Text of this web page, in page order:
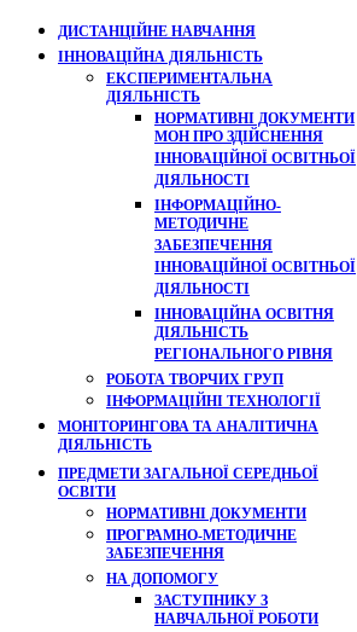
ДИСТАНЦІЙНЕ НАВЧАННЯ
ІННОВАЦІЙНА ДІЯЛЬНІСТЬ
ЕКСПЕРИМЕНТАЛЬНА
ДІЯЛЬНІСТЬ
НОРМАТИВНІ ДОКУМЕНТИ
МОН ПРО ЗДІЙСНЕННЯ
ІННОВАЦІЙНОЇ ОСВІТНЬОЇ
ДІЯЛЬНОСТІ
ІНФОРМАЦІЙНО-
МЕТОДИЧНЕ
ЗАБЕЗПЕЧЕННЯ
ІННОВАЦІЙНОЇ ОСВІТНЬОЇ
ДІЯЛЬНОСТІ
ІННОВАЦІЙНА ОСВІТНЯ
ДІЯЛЬНІСТЬ
РЕГІОНАЛЬНОГО РІВНЯ
РОБОТА ТВОРЧИХ ГРУП
ІНФОРМАЦІЙНІ ТЕХНОЛОГІЇ
МОНІТОРИНГОВА ТА АНАЛІТИЧНА
ДІЯЛЬНІСТЬ
ПРЕДМЕТИ ЗАГАЛЬНОЇ СЕРЕДНЬОЇ
ОСВІТИ
НОРМАТИВНІ ДОКУМЕНТИ
ПРОГРАМНО-МЕТОДИЧНЕ
ЗАБЕЗПЕЧЕННЯ
НА ДОПОМОГУ
ЗАСТУПНИКУ З
НАВЧАЛЬНОЇ РОБОТИ